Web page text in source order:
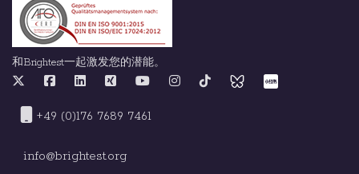
和Brightest一起激发您的潜能。
+49 (0)176 7689 7461
info@brightest.org